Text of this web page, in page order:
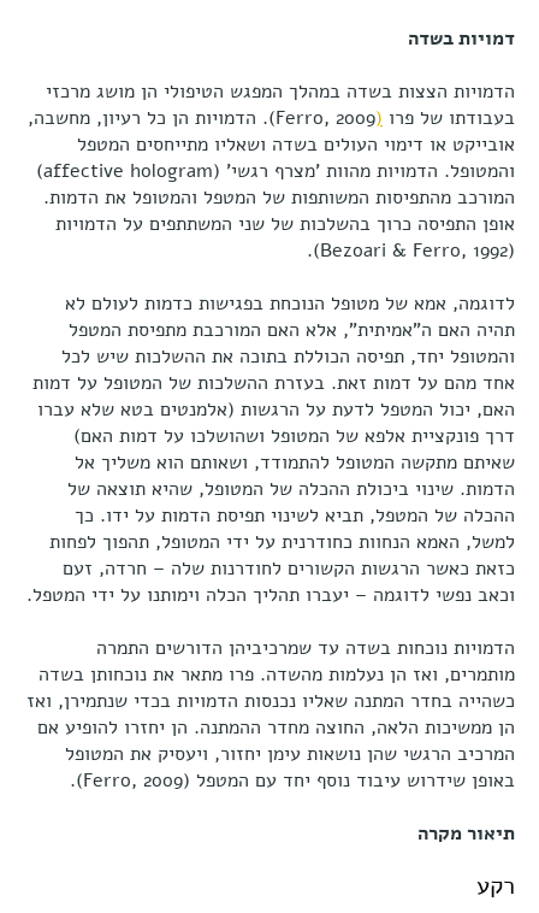
דמויות בשדה
הדמויות הצצות בשדה במהלך המפגש הטיפולי הן מושג מרכזי
בעבודתו של פרו (
Ferro, 2009). הדמויות הן כל רעיון, מחשבה,
אובייקט או דימוי העולים בשדה ושאליו מתייחסים המטפל
והמטופל. הדמויות מהוות 'מצרף רגשי' (affective hologram)
המורכב מהתפיסות המשותפות של המטפל והמטופל את הדמות.
אופן התפיסה כרוך בהשלכות של שני המשתתפים על הדמויות
(Bezoari & Ferro, 1992).
לדוגמה, אמא של מטופל הנוכחת בפגישות כדמות לעולם לא
תהיה האם ה"אמיתית", אלא האם המורכבת מתפיסת המטפל
והמטופל יחד, תפיסה הכוללת בתוכה את ההשלכות שיש לכל
אחד מהם על דמות זאת. בעזרת ההשלכות של המטופל על דמות
האם, יכול המטפל לדעת על הרגשות (אלמנטים בטא שלא עברו
דרך פונקציית אלפא של המטופל ושהושלכו על דמות האם)
שאיתם מתקשה המטופל להתמודד, ושאותם הוא משליך אל
הדמות. שינוי ביכולת ההכלה של המטופל, שהיא תוצאה של
ההכלה של המטפל, תביא לשינוי תפיסת הדמות על ידו. כך
למשל, האמא הנחוות כחודרנית על ידי המטופל, תהפוך לפחות
כזאת כאשר הרגשות הקשורים לחודרנות שלה – חרדה, זעם
וכאב נפשי לדוגמה – יעברו תהליך הכלה וימותנו על ידי המטפל.
הדמויות נוכחות בשדה עד שמרכיביהן הדורשים התמרה
מותמרים, ואז הן נעלמות מהשדה. פרו מתאר את נוכחותן בשדה
כשהייה בחדר המתנה שאליו נכנסות הדמויות בכדי שנתמירן, ואז
הן ממשיכות הלאה, החוצה מחדר ההמתנה. הן יחזרו להופיע אם
המרכיב הרגשי שהן נושאות עימן יחזור, ויעסיק את המטופל
באופן שידרוש עיבוד נוסף יחד עם המטפל (Ferro, 2009).
תיאור מקרה
רקע